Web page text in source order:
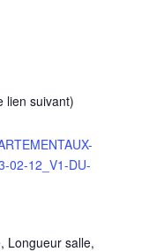
lien suivant)
02-12_V1-DU-
Longueur salle,